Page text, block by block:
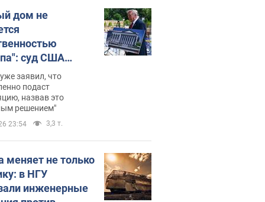
дом не
суд США
зала
400 млн
заявил, что
подаст
назвав это
решением"
23:54 3,3 т.
меняет не только
в НГУ
инженерные